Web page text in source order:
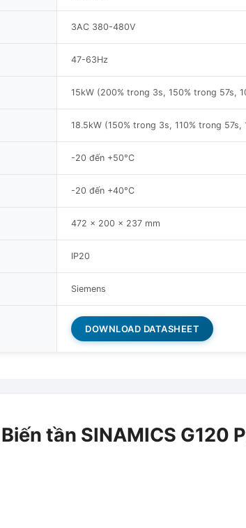
3AC 380-480V
47-63Hz
15kW (200% trong 3s, 150% trong 57s,
18.5kW (150% trong 3s, 110% trong
-20 đến +50°C
-20 đến +40°C
472 x 200 x 237 mm
IP20
Siemens
DOWNLOAD DATASHEET
tần SINAMICS G120